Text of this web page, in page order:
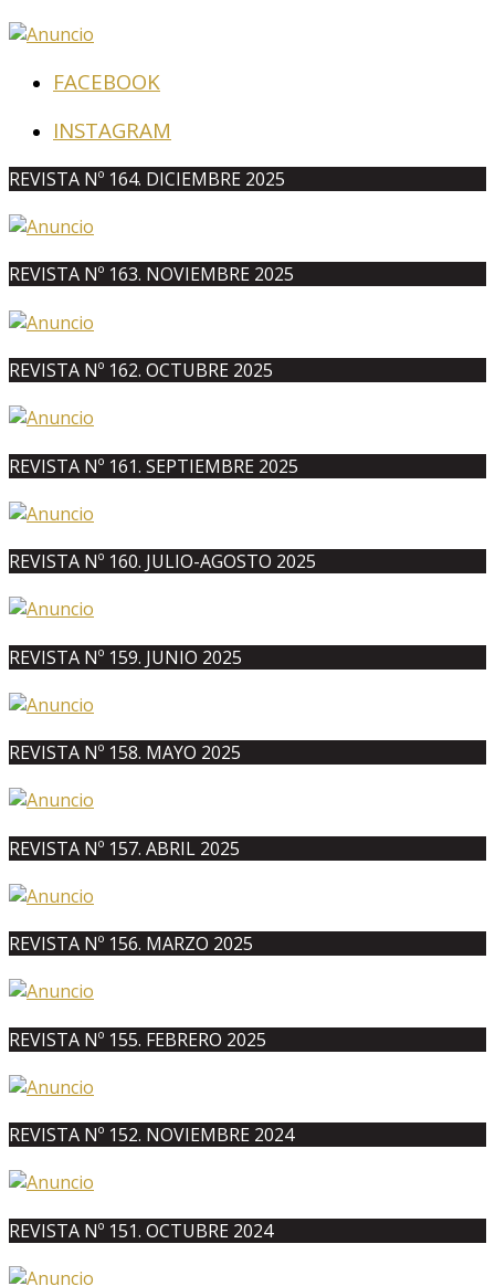
FACEBOOK
INSTAGRAM
REVISTA Nº 164. DICIEMBRE 2025
REVISTA Nº 163. NOVIEMBRE 2025
REVISTA Nº 162. OCTUBRE 2025
REVISTA Nº 161. SEPTIEMBRE 2025
REVISTA Nº 160. JULIO-AGOSTO 2025
REVISTA Nº 159. JUNIO 2025
REVISTA Nº 158. MAYO 2025
REVISTA Nº 157. ABRIL 2025
REVISTA Nº 156. MARZO 2025
REVISTA Nº 155. FEBRERO 2025
REVISTA Nº 152. NOVIEMBRE 2024
REVISTA Nº 151. OCTUBRE 2024